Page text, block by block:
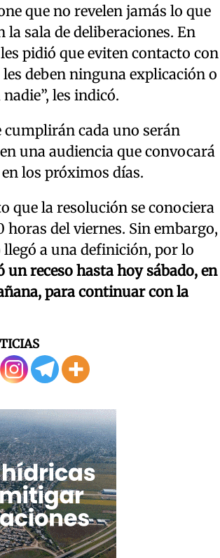
que no revelen jamás lo que
la sala de deliberaciones. En
pidió que eviten contacto con
les deben ninguna explicación o
les indicó.
cumplirán cada uno serán
una audiencia que convocará
los próximos días.
que la resolución se conociera
horas del viernes. Sin embargo,
a una definición, por lo
un receso hasta hoy sábado, en
para continuar con la